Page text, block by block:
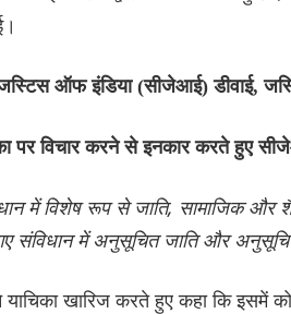
ऑफ इंडिया (सीजेआई) डीवाई,
पर विचार करने से इनकार करते हुए
में विशेष रूप से जाति, सामाजिक और
संविधान में अनुसूचित जाति और
याचिका खारिज करते हुए कहा कि इसमें